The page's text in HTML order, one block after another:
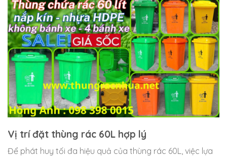
Vị trí đặt thùng rác 60L hợp lý
Để phát huy tối đa hiệu quả của thùng rác 60L, việc lựa